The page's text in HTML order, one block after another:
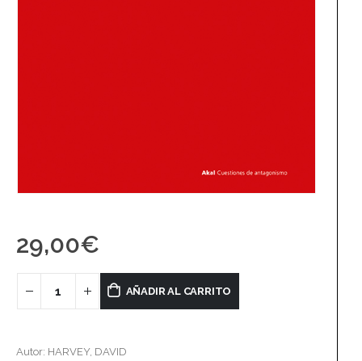
29,00€
AÑADIR AL CARRITO
Autor: HARVEY, DAVID